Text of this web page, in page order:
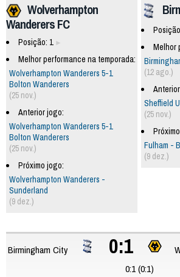
Melhor
(12 ago.)
Sheffield
(25 nov.)
Fulham -
(9 dez.)
Wolverhampton
Wanderers FC
Posição: 1
Melhor performance na temporada:
Wolverhampton Wanderers 5-1
Bolton Wanderers
(25 nov.)
Anterior jogo:
Wolverhampton Wanderers 5-1
Bolton Wanderers
(25 nov.)
Próximo jogo:
Wolverhampton Wanderers -
Sunderland
(9 dez.)
Birmingham City 0:1
0:1 (0:1)